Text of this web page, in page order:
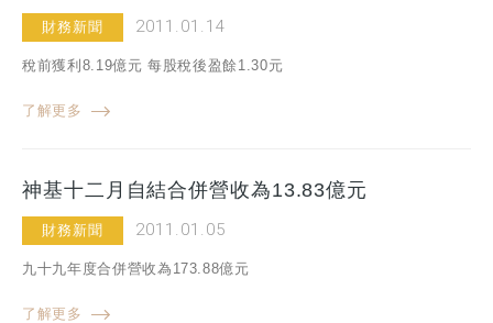
財務新聞 2011.01.14
稅前獲利8.19億元 每股稅後盈餘1.30元
了解更多
神基十二月自結合併營收為13.83億元
財務新聞 2011.01.05
九十九年度合併營收為173.88億元
了解更多